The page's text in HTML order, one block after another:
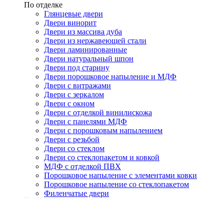
По отделке
Глянцевые двери
Двери винорит
Двери из массива дуба
Двери из нержавеющей стали
Двери ламинированные
Двери натуральный шпон
Двери под старину
Двери порошковое напыление и МДФ
Двери с витражами
Двери с зеркалом
Двери с окном
Двери с отделкой винилискожа
Двери с панелями МДФ
Двери с порошковым напылением
Двери с резьбой
Двери со стеклом
Двери со стеклопакетом и ковкой
МДФ с отделкой ПВХ
Порошковое напыление с элементами ковки
Порошковое напыление со стеклопакетом
Филенчатые двери